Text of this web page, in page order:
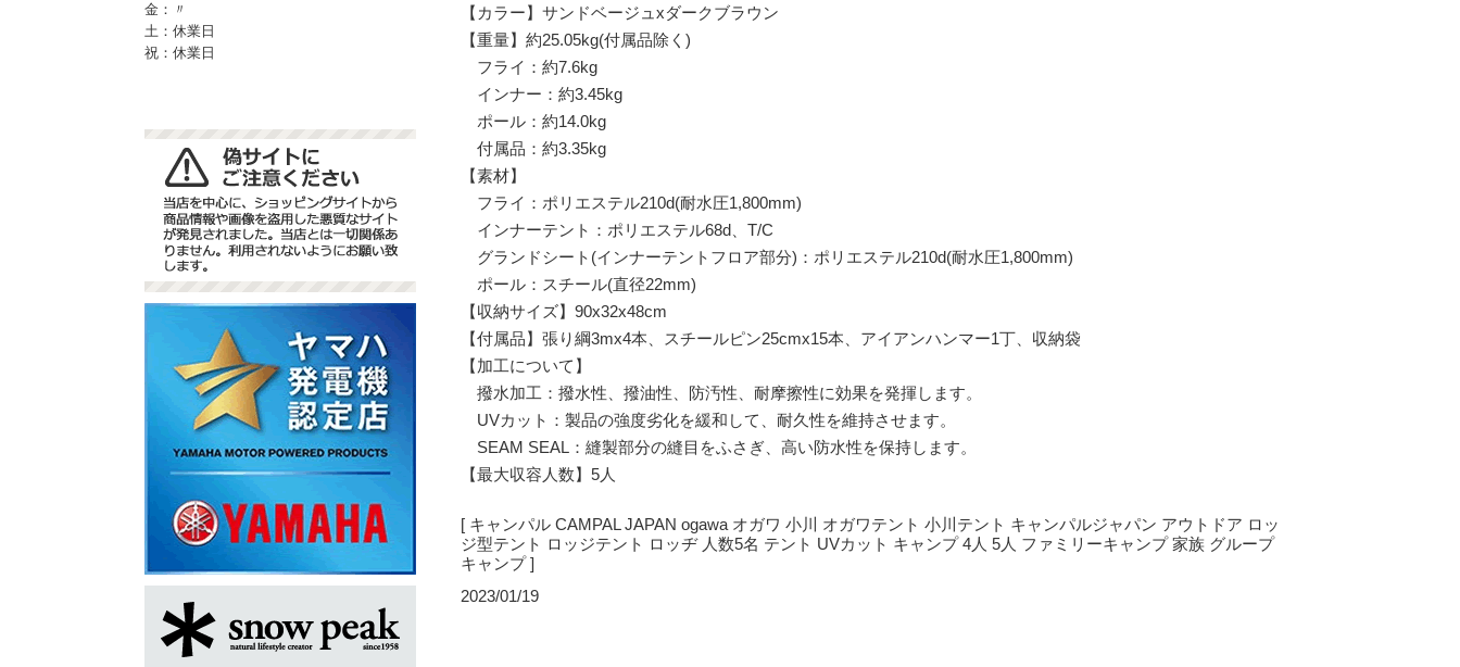
金：〃
土：休業日
祝：休業日
【カラー】サンドベージュxダークブラウン
【重量】約25.05kg(付属品除く)
フライ：約7.6kg
インナー：約3.45kg
ポール：約14.0kg
付属品：約3.35kg
【素材】
フライ：ポリエステル210d(耐水圧1,800mm)
インナーテント：ポリエステル68d、T/C
グランドシート(インナーテントフロア部分)：ポリエステル210d(耐水圧1,800mm)
ポール：スチール(直径22mm)
【収納サイズ】90x32x48cm
【付属品】張り綱3mx4本、スチールピン25cmx15本、アイアンハンマー1丁、収納袋
【加工について】
撥水加工：撥水性、撥油性、防汚性、耐摩擦性に効果を発揮します。
UVカット：製品の強度劣化を緩和して、耐久性を維持させます。
SEAM SEAL：縫製部分の縫目をふさぎ、高い防水性を保持します。
【最大収容人数】5人
[ キャンパル CAMPAL JAPAN ogawa オガワ 小川 オガワテント 小川テント キャンパルジャパン アウトドア ロッ
ジ型テント ロッジテント ロッヂ 人数5名 テント UVカット キャンプ 4人 5人 ファミリーキャンプ 家族 グループ
キャンプ ]
2023/01/19